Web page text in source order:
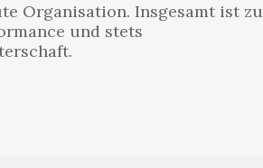
Organisation. Insgesamt ist zu
und stets